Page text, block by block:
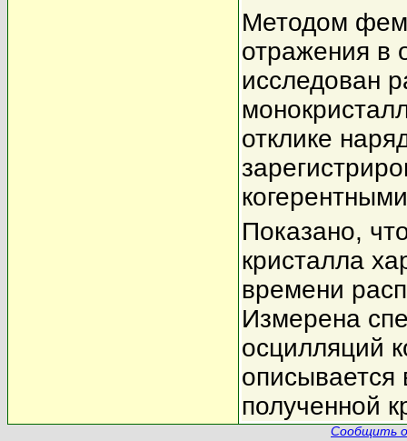
Методом
отражения в
исследован
отклике
Показано,
кристалла
времени
Измерена
осцилляций
полученной
Сообщить о